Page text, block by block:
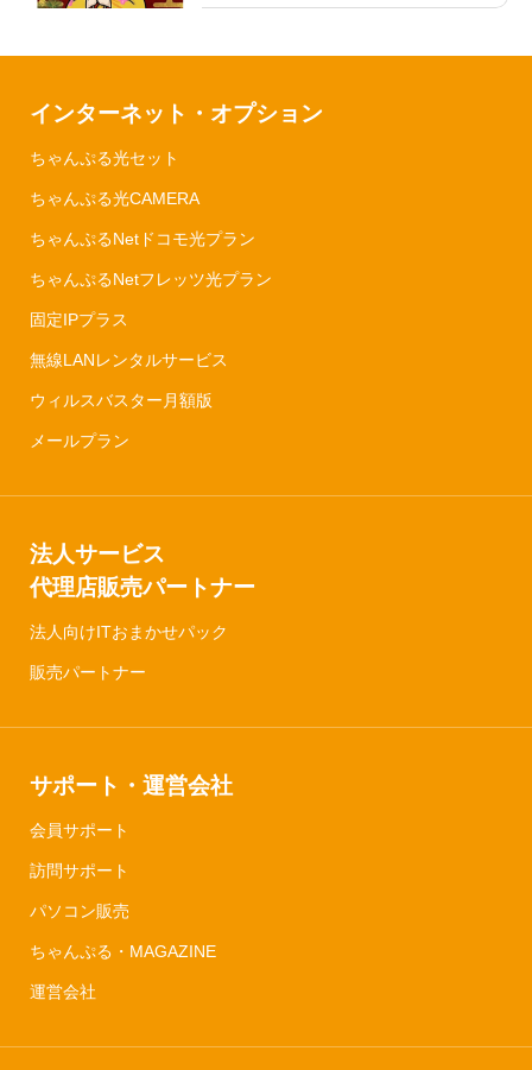
インターネット・オプション
ちゃんぷる光セット
ちゃんぷる光CAMERA
ちゃんぷるNetドコモ光プラン
ちゃんぷるNetフレッツ光プラン
固定IPプラス
無線LANレンタルサービス
ウィルスバスター月額版
メールプラン
法人サービス
代理店販売パートナー
法人向けITおまかせパック
販売パートナー
サポート・運営会社
会員サポート
訪問サポート
パソコン販売
ちゃんぷる・MAGAZINE
運営会社